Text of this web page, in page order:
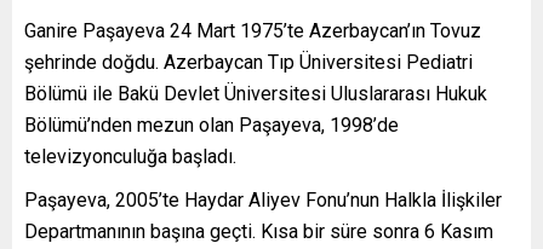
Ganire Paşayeva 24 Mart 1975’te Azerbaycan’ın Tovuz
şehrinde doğdu. Azerbaycan Tıp Üniversitesi Pediatri
Bölümü ile Bakü Devlet Üniversitesi Uluslararası Hukuk
Bölümü’nden mezun olan Paşayeva, 1998’de
televizyonculuğa başladı.
Paşayeva, 2005’te Haydar Aliyev Fonu’nun Halkla İlişkiler
Departmanının başına geçti. Kısa bir süre sonra 6 Kasım